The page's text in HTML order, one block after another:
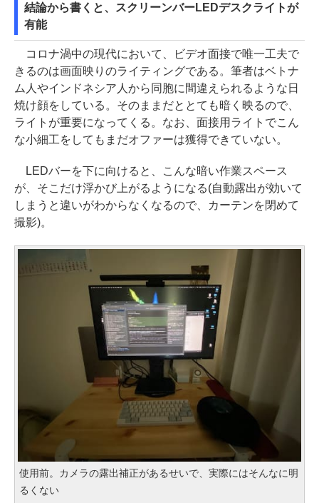
結論から書くと、スクリーンバーLEDデスクライトが
有能
コロナ渦中の現代において、ビデオ面接で唯一工夫で
きるのは画面映りのライティングである。筆者はベトナ
ム人やインドネシア人から同胞に間違えられるような日
焼け顔をしている。そのままだととても暗く映るので、
ライトが重要になってくる。なお、面接用ライトでこん
な小細工をしてもまだオファーは獲得できていない。
LEDバーを下に向けると、こんな暗い作業スペース
が、そこだけ浮かび上がるようになる(自動露出が効いて
しまうと違いがわからなくなるので、カーテンを閉めて
撮影)。
使用前。カメラの露出補正があるせいで、実際にはそんなに明
るくない